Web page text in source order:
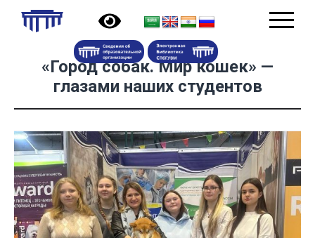
«Город собак. Мир кошек» —
глазами наших студентов